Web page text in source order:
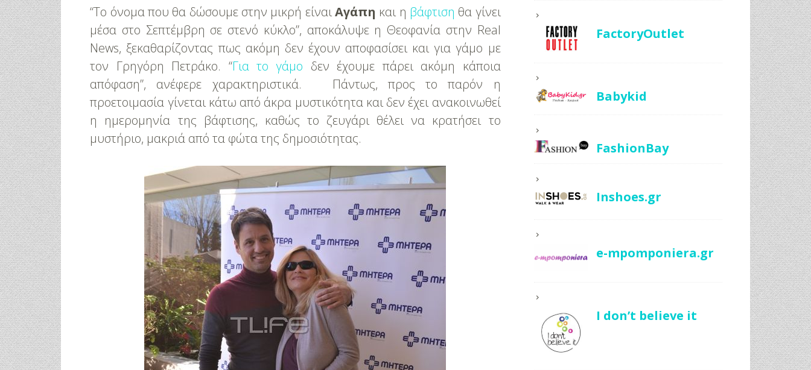
“Το όνομα που θα δώσουμε στην μικρή είναιΑγάπη και η βάφτιση θα γίνει
μέσα στο Σεπτέμβρη σε στενό κύκλο”, αποκάλυψε η Θεοφανία στην Real
News, ξεκαθαρίζοντας πως ακόμη δεν έχουν αποφασίσει και για γάμο με
τον Γρηγόρη Πετράκο. “Για το γάμο δεν έχουμε πάρει ακόμη κάποια
απόφαση”, ανέφερε χαρακτηριστικά. Πάντως, προς το παρόν η
προετοιμασία γίνεται κάτω από άκρα μυστικότητα και δεν έχει ανακοινωθεί
η ημερομηνία της βάφτισης, καθώς το ζευγάρι θέλει να κρατήσει το
μυστήριο, μακριά από τα φώτα της δημοσιότητας.
FactoryOutlet
Babykid
FashionBay
Inshoes.gr
e-mpomponiera.gr
I don’t believe it